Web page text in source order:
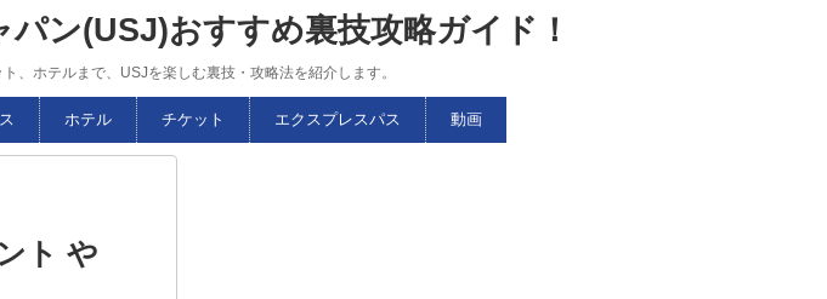
ン(USJ)おすすめ裏技攻略ガイド！
、ホテルまで、USJを楽しむ裏技・攻略法を紹介します。
ホテル チケット エクスプレスパス 動画
ト や